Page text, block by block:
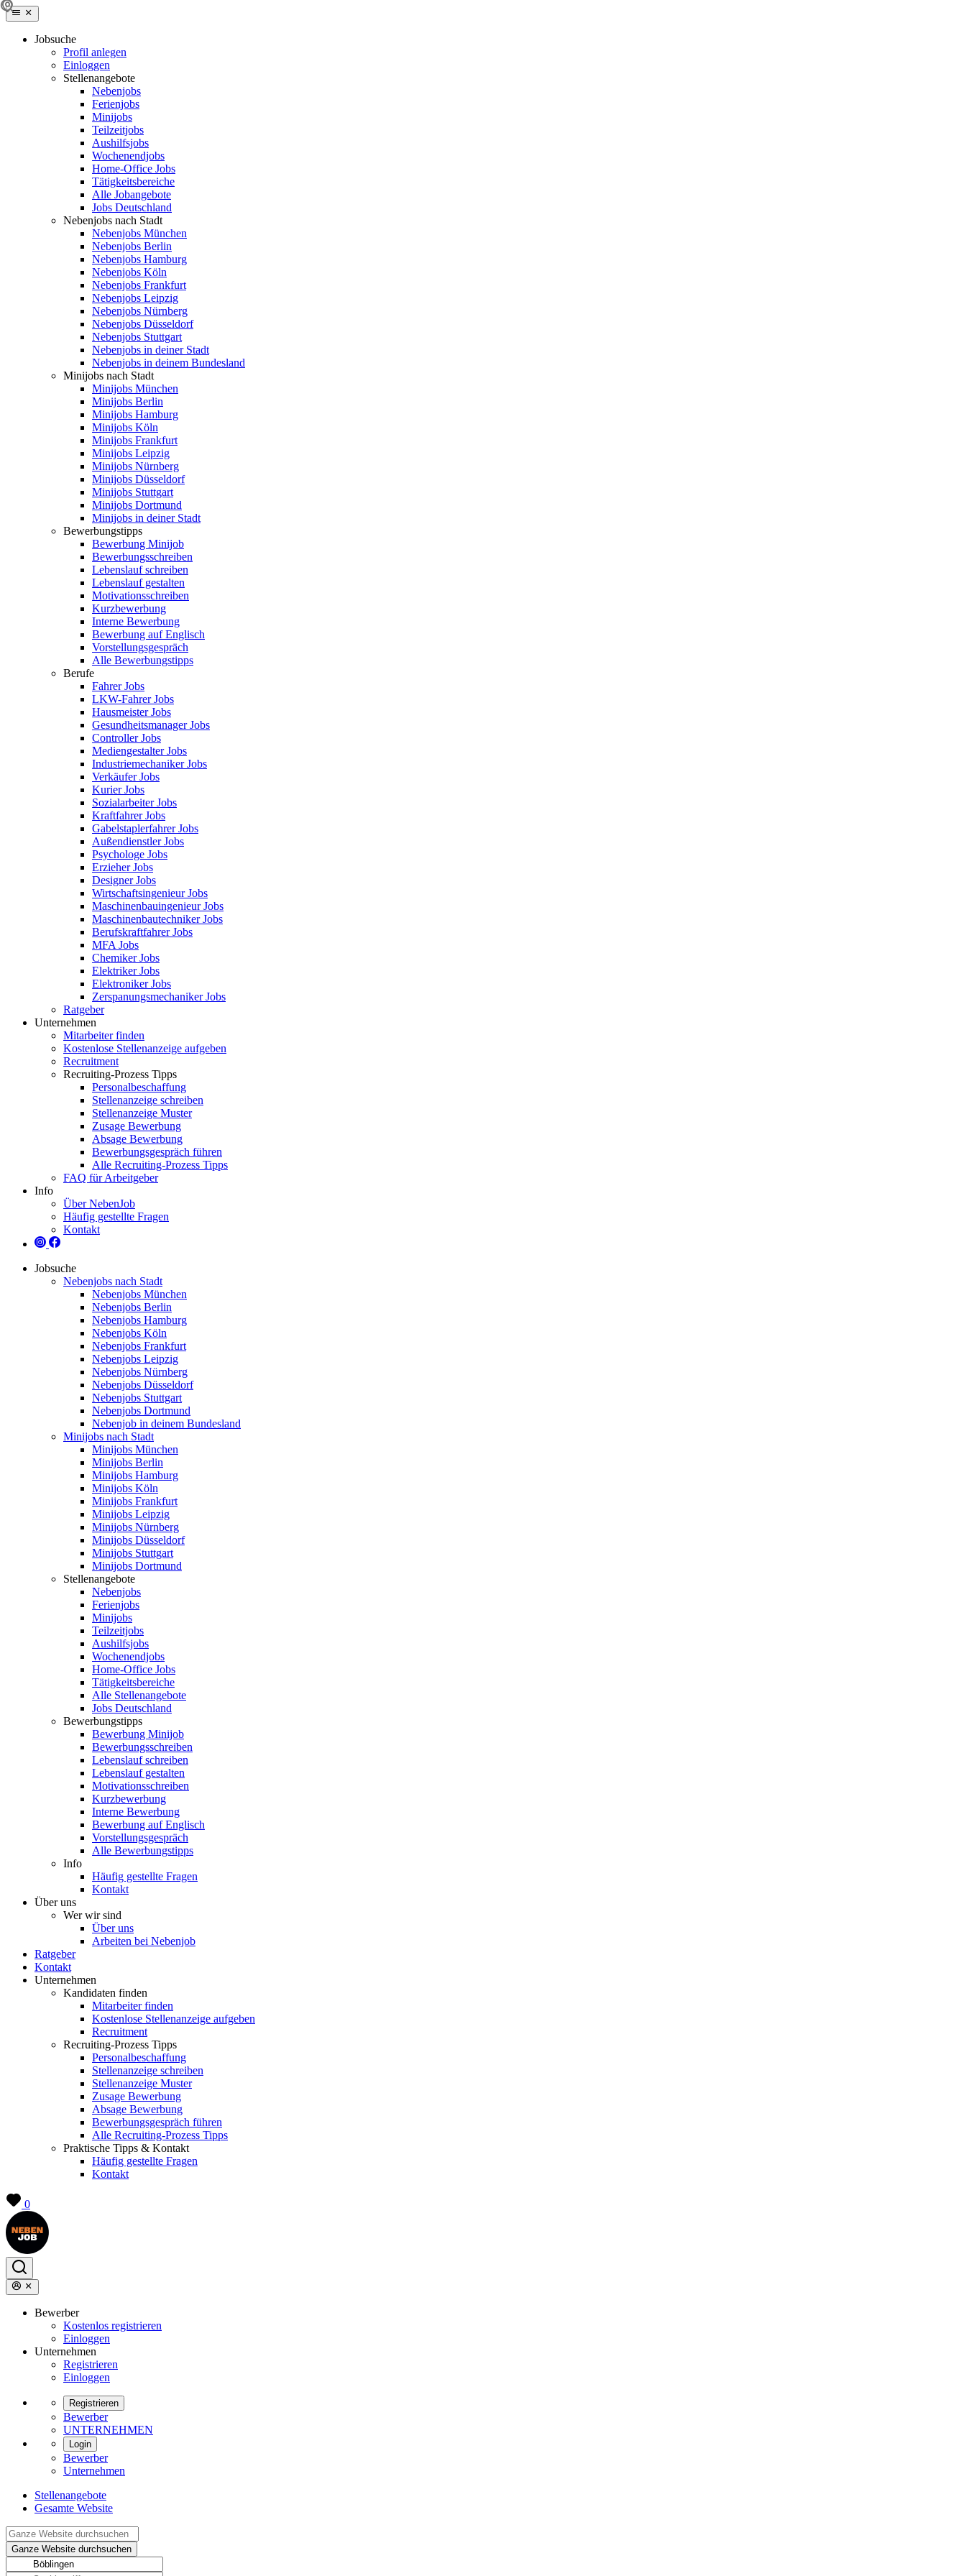
Jobsuche
Profil anlegen
Einloggen
Stellenangebote
Nebenjobs
Ferienjobs
Minijobs
Teilzeitjobs
Aushilfsjobs
Wochenendjobs
Home-Office Jobs
Tätigkeitsbereiche
Alle Jobangebote
Jobs Deutschland
Nebenjobs nach Stadt
Nebenjobs München
Nebenjobs Berlin
Nebenjobs Hamburg
Nebenjobs Köln
Nebenjobs Frankfurt
Nebenjobs Leipzig
Nebenjobs Nürnberg
Nebenjobs Düsseldorf
Nebenjobs Stuttgart
Nebenjobs in deiner Stadt
Nebenjobs in deinem Bundesland
Minijobs nach Stadt
Minijobs München
Minijobs Berlin
Minijobs Hamburg
Minijobs Köln
Minijobs Frankfurt
Minijobs Leipzig
Minijobs Nürnberg
Minijobs Düsseldorf
Minijobs Stuttgart
Minijobs Dortmund
Minijobs in deiner Stadt
Bewerbungstipps
Bewerbung Minijob
Bewerbungsschreiben
Lebenslauf schreiben
Lebenslauf gestalten
Motivationsschreiben
Kurzbewerbung
Interne Bewerbung
Bewerbung auf Englisch
Vorstellungsgespräch
Alle Bewerbungstipps
Berufe
Fahrer Jobs
LKW-Fahrer Jobs
Hausmeister Jobs
Gesundheitsmanager Jobs
Controller Jobs
Mediengestalter Jobs
Industriemechaniker Jobs
Verkäufer Jobs
Kurier Jobs
Sozialarbeiter Jobs
Kraftfahrer Jobs
Gabelstaplerfahrer Jobs
Außendienstler Jobs
Psychologe Jobs
Erzieher Jobs
Designer Jobs
Wirtschaftsingenieur Jobs
Maschinenbauingenieur Jobs
Maschinenbautechniker Jobs
Berufskraftfahrer Jobs
MFA Jobs
Chemiker Jobs
Elektriker Jobs
Elektroniker Jobs
Zerspanungsmechaniker Jobs
Ratgeber
Unternehmen
Mitarbeiter finden
Kostenlose Stellenanzeige aufgeben
Recruitment
Recruiting-Prozess Tipps
Personalbeschaffung
Stellenanzeige schreiben
Stellenanzeige Muster
Zusage Bewerbung
Absage Bewerbung
Bewerbungsgespräch führen
Alle Recruiting-Prozess Tipps
FAQ für Arbeitgeber
Info
Über NebenJob
Häufig gestellte Fragen
Kontakt
Jobsuche
Nebenjobs nach Stadt
Nebenjobs München
Nebenjobs Berlin
Nebenjobs Hamburg
Nebenjobs Köln
Nebenjobs Frankfurt
Nebenjobs Leipzig
Nebenjobs Nürnberg
Nebenjobs Düsseldorf
Nebenjobs Stuttgart
Nebenjobs Dortmund
Nebenjob in deinem Bundesland
Minijobs nach Stadt
Minijobs München
Minijobs Berlin
Minijobs Hamburg
Minijobs Köln
Minijobs Frankfurt
Minijobs Leipzig
Minijobs Nürnberg
Minijobs Düsseldorf
Minijobs Stuttgart
Minijobs Dortmund
Stellenangebote
Nebenjobs
Ferienjobs
Minijobs
Teilzeitjobs
Aushilfsjobs
Wochenendjobs
Home-Office Jobs
Tätigkeitsbereiche
Alle Stellenangebote
Jobs Deutschland
Bewerbungstipps
Bewerbung Minijob
Bewerbungsschreiben
Lebenslauf schreiben
Lebenslauf gestalten
Motivationsschreiben
Kurzbewerbung
Interne Bewerbung
Bewerbung auf Englisch
Vorstellungsgespräch
Alle Bewerbungstipps
Info
Häufig gestellte Fragen
Kontakt
Über uns
Wer wir sind
Über uns
Arbeiten bei Nebenjob
Ratgeber
Kontakt
Unternehmen
Kandidaten finden
Mitarbeiter finden
Kostenlose Stellenanzeige aufgeben
Recruitment
Recruiting-Prozess Tipps
Personalbeschaffung
Stellenanzeige schreiben
Stellenanzeige Muster
Zusage Bewerbung
Absage Bewerbung
Bewerbungsgespräch führen
Alle Recruiting-Prozess Tipps
Praktische Tipps & Kontakt
Häufig gestellte Fragen
Kontakt
0
Bewerber
Kostenlos registrieren
Einloggen
Unternehmen
Registrieren
Einloggen
Registrieren
Bewerber
UNTERNEHMEN
Login
Bewerber
Unternehmen
Stellenangebote
Gesamte Website